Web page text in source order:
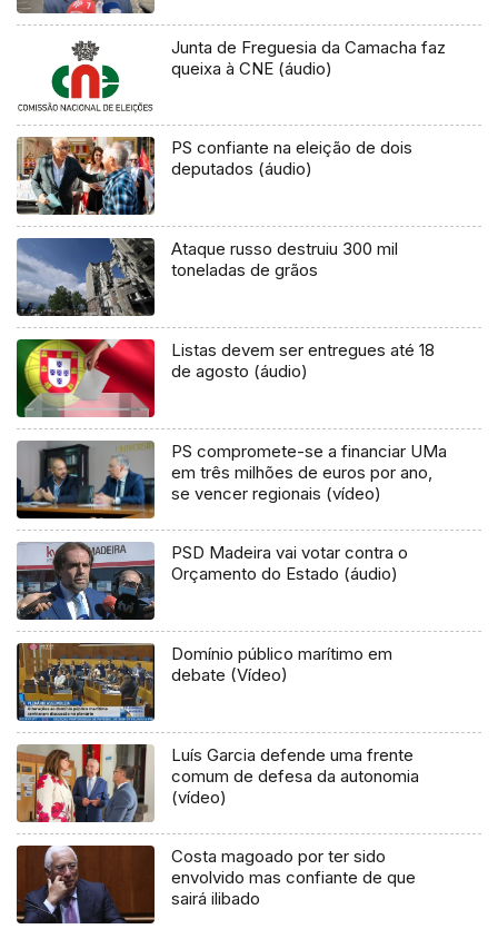
Junta de Freguesia da Camacha faz
queixa à CNE (áudio)
PS confiante na eleição de dois
deputados (áudio)
Ataque russo destruiu 300 mil
toneladas de grãos
Listas devem ser entregues até 18
de agosto (áudio)
PS compromete-se a financiar UMa
em três milhões de euros por ano,
se vencer regionais (vídeo)
PSD Madeira vai votar contra o
Orçamento do Estado (áudio)
Domínio público marítimo em
debate (Vídeo)
Luís Garcia defende uma frente
comum de defesa da autonomia
(vídeo)
Costa magoado por ter sido
envolvido mas confiante de que
sairá ilibado